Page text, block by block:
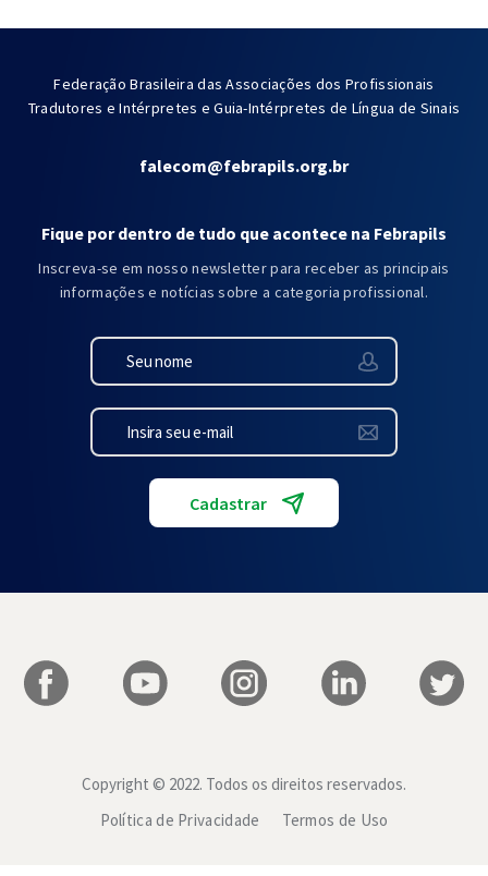
Federação Brasileira das Associações dos Profissionais
Tradutores e Intérpretes e Guia-Intérpretes de Língua de Sinais
falecom@febrapils.org.br
Fique por dentro de tudo que acontece na Febrapils
Inscreva-se em nosso newsletter para receber as principais
informações e notícias sobre a categoria profissional.
Copyright © 2022. Todos os direitos reservados.
Política de Privacidade
Termos de Uso